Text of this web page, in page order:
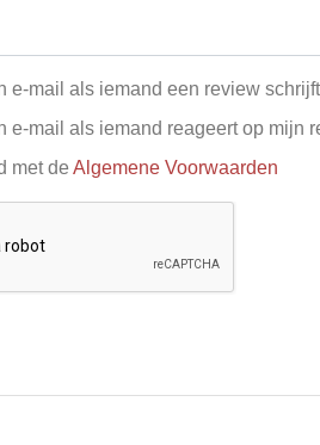
e-mail als iemand een review
e-mail als iemand reageert op mijn
met de Algemene Voorwaarden